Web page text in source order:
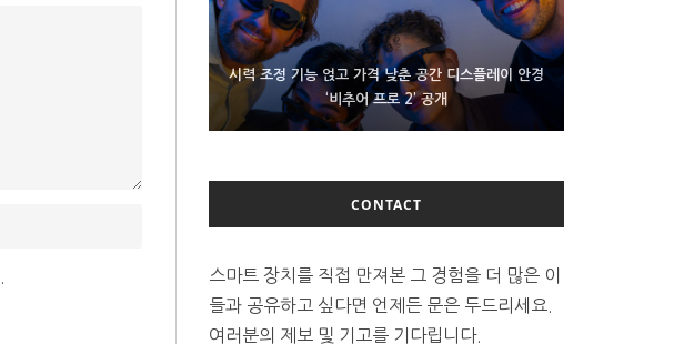
시력 조정 기능 얹고 가격 낮춘 공간 디스플레이 안경
‘비추어 프로 2’ 공개
D램 부족에 10억달러어치 아이폰18 프로세서 패키징
대기 중
300~400달러 반지형 스피커 준비하는 오픈AI
CONTACT
스마트 장치를 직접 만져본 그 경험을 더 많은 이
들과 공유하고 싶다면 언제든 문은 두드리세요.
여러분의 제보 및 기고를 기다립니다.